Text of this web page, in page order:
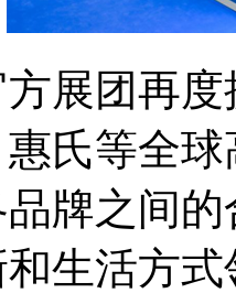
展团再
氏等全
牌之间
生活方